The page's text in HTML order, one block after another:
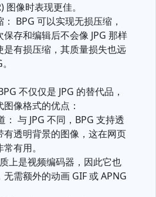
像时表现更佳。
BPG 可以实现无损压缩，
存和编辑后不会像 JPG 那样
是有损压缩，其质量损失也远
不仅仅是 JPG 的替代品，
像格式的优点：
与 JPG 不同，BPG 支持透
有透明背景的图像，这在网页
有用。
上是视频编码器，因此它也
需额外的动画 GIF 或 APNG